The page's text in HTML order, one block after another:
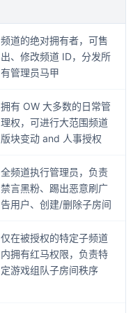
频道的绝对拥有者，可售
出、修改频道 ID，分发所
有管理员马甲
拥有 OW 大多数的日常管
理权，可进行大范围频道
版块变动 and 人事授权
全频道执行管理员，负责
禁言黑粉、踢出恶意刷广
告用户、创建/删除子房间
仅在被授权的特定子频道
内拥有红马权限，负责特
定游戏组队子房间秩序